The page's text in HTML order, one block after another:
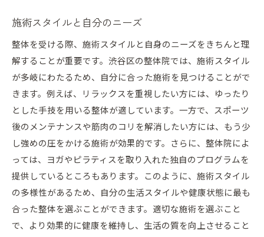
施術スタイルと自分のニーズ
整体を受ける際、施術スタイルと自身のニーズをきちんと理
解することが重要です。渋谷区の整体院では、施術スタイル
が多岐にわたるため、自分に合った施術を見つけることがで
きます。例えば、リラックスを重視したい方には、ゆったり
とした手技を用いる整体が適しています。一方で、スポーツ
後のメンテナンスや筋肉のコリを解消したい方には、もう少
し強めの圧をかける施術が効果的です。さらに、整体院によ
っては、ヨガやピラティスを取り入れた独自のプログラムを
提供しているところもあります。このように、施術スタイル
の多様性があるため、自分の生活スタイルや健康状態に最も
合った整体を選ぶことができます。適切な施術を選ぶこと
で、より効果的に健康を維持し、生活の質を向上させること